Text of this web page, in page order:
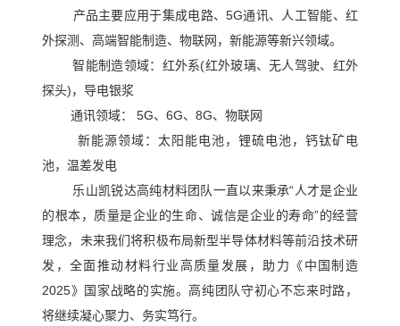
氯
化
前
沿
料
硒
化
物
溴
络
合
作
户
案
例
用
领
联
系
们
联
系
我
们
产品主要应用于集成电路、5G通讯、人工智能、红
外探测、高端智能制造、物联网，新能源等新兴领域。
智能制造领域：红外系(红外玻璃、无人驾驶、红外
探头)，导电银浆
通讯领域： 5G、6G、8G、物联网
新能源领域：太阳能电池，锂硫电池，钙钛矿电
池，温差发电
乐山凯锐达高纯材料团队一直以来秉承“人才是企业
的根本，质量是企业的生命、诚信是企业的寿命”的经营
理念，未来我们将积极布局新型半导体材料等前沿技术研
发，全面推动材料行业高质量发展，助力《中国制造
2025》国家战略的实施。高纯团队守初心不忘来时路，
将继续凝心聚力、务实笃行。